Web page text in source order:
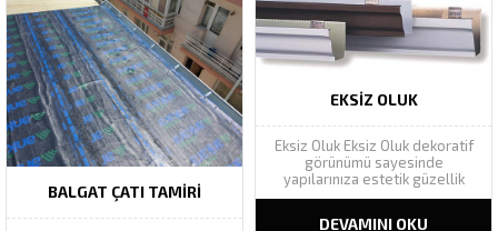
BALGAT ÇATI TAMIRI
EKSIZ OLUK
Eksiz Oluk Eksiz Oluk dekoratif
görünümü sayesinde
yapılarınıza estetik güzellik
katarak yapı bütünlüğünü
DEVAMINI OKU